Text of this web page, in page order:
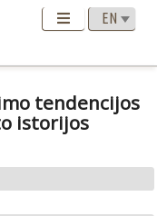
tendencijos
istorijos